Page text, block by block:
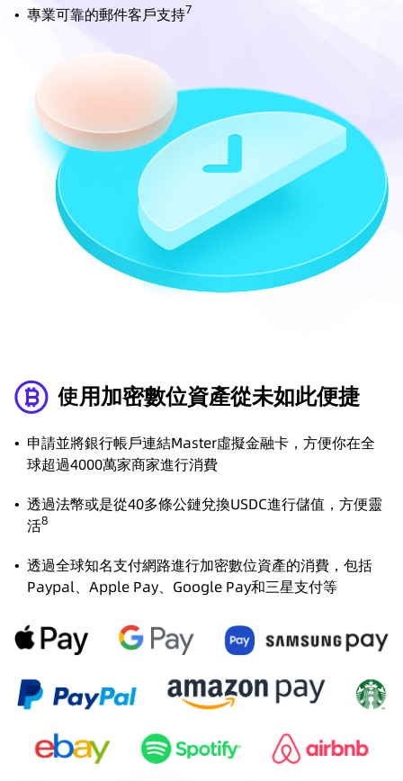
• 專業可靠的郵件客戶支持7
使用加密數位資產從未如此便捷
• 申請並將銀行帳戶連結Master虛擬金融卡，方便你在全
球超過4000萬家商家進行消費
• 透過法幣或是從40多條公鏈兌換USDC進行儲值，方便靈
活8
• 透過全球知名支付網路進行加密數位資產的消費，包括
Paypal、Apple Pay、Google Pay和三星支付等